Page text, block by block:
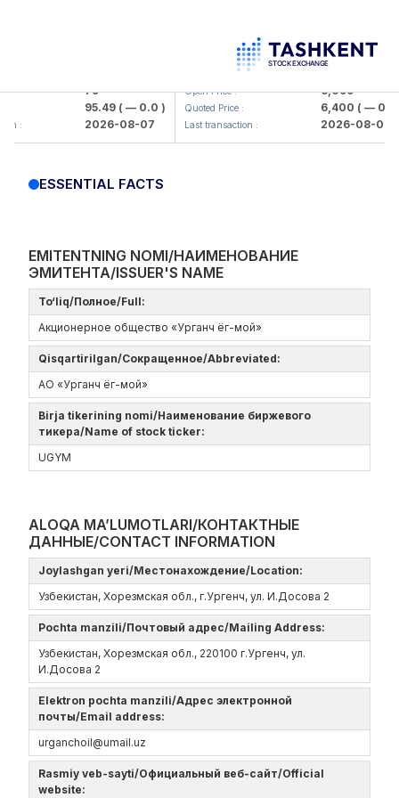
79
95.49( — 0.0 )
2026-08-07
UZMK (<O'zmetkombinat> AJ)
Open Price : 6,099
Quoted Price : 6,400( — 0.0 )
Last transaction : 2026-08-07
ESSENTIAL FACTS
EMITENTNING NOMI/НАИМЕНОВАНИЕ
ЭМИТЕНТА/ISSUER'S NAME
To‘liq/Полное/Full:
Акционерное общество «Урганч ёг-мой»
Qisqartirilgan/Сокращенное/Abbreviated:
АО «Урганч ёг-мой»
Birja tikerining nomi/Наименование биржевого
тикера/Name of stock ticker:
UGYM
ALOQA MA’LUMOTLARI/КОНТАКТНЫЕ
ДАННЫЕ/CONTACT INFORMATION
Joylashgan yeri/Местонахождение/Location:
Узбекистан, Хорезмская обл., г.Ургенч, ул. И.Досова 2
Pochta manzili/Почтовый адрес/Mailing Address:
Узбекистан, Хорезмская обл., 220100 г.Ургенч, ул.
И.Досова 2
Elektron pochta manzili/Адрес электронной
почты/Email address:
urganchoil@umail.uz
Rasmiy veb-sayti/Официальный веб-сайт/Official
website: